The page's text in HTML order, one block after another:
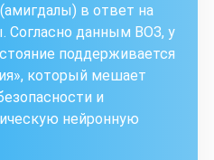
в ответ на
Согласно данным ВОЗ, у
поддерживается
который мешает
и
нейронную